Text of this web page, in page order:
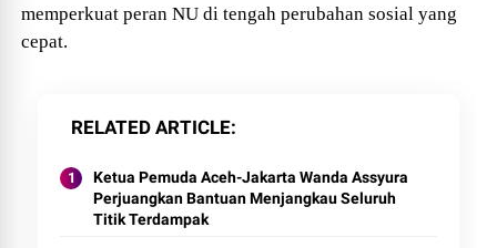
memperkuat peran NU di tengah perubahan sosial yang
cepat.
RELATED ARTICLE
Ketua Pemuda Aceh-Jakarta Wanda Assyura
Perjuangkan Bantuan Menjangkau Seluruh
Titik Terdampak